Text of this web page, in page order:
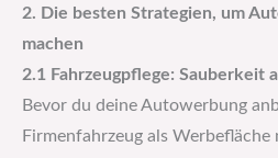
2. Die besten Strategien, um
machen
2.1 Fahrzeugpflege: Sauberkeit
Bevor du deine Autowerbung
Firmenfahrzeug als Werbefläche